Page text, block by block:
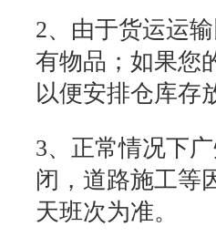
2、由于货运运
有物品；如果您
以便安排仓库存
3、正常情况下
闭，道路施工等
天班次为准。